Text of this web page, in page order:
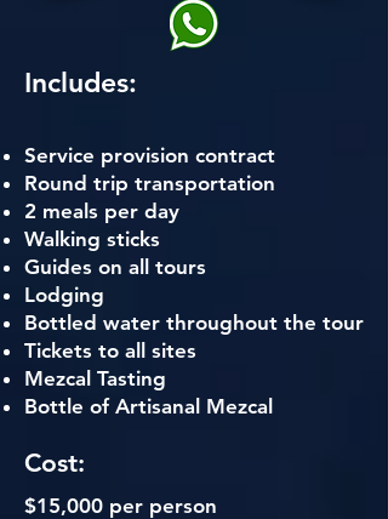
Includes:
Service provision contract
Round trip transportation
2 meals per day
Walking sticks
Guides on all tours
Lodging
Bottled water throughout the tour
Tickets to all sites
Mezcal Tasting
Bottle of Artisanal Mezcal
Cost:
$15,000 per person